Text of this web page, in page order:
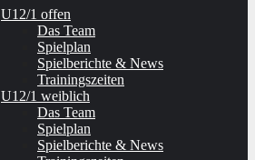
U12/1 offen
Das Team
Spielplan
Spielberichte & News
Trainingszeiten
U12/1 weiblich
Das Team
Spielplan
Spielberichte & News